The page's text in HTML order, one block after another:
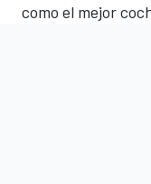
como el mejor